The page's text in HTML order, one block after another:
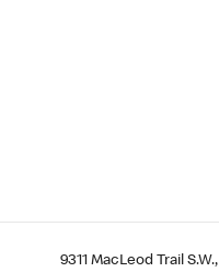
9311 MacLeod Trail S.W.,